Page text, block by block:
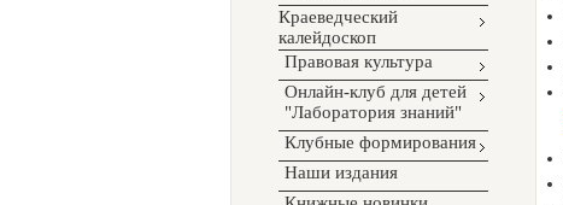
Краеведческий
калейдоскоп
Правовая культура
Онлайн-клуб для детей
"Лаборатория знаний"
Клубные формирования
Наши издания